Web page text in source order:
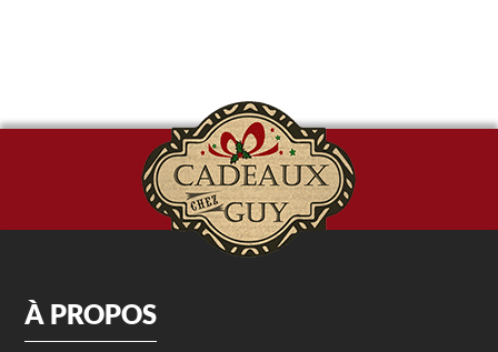
À PROPOS